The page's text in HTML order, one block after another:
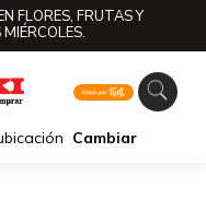
FLORES, FRUTAS Y
Cambiar